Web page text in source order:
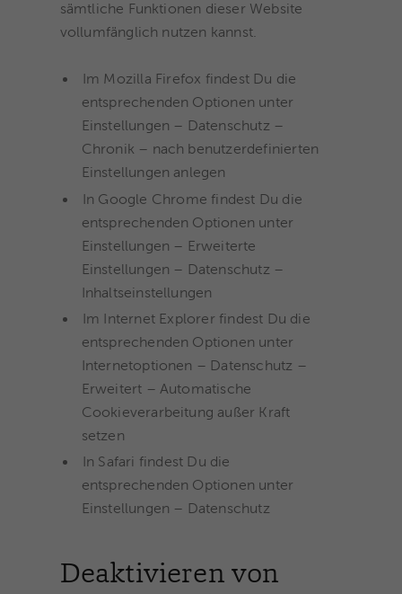
sämtliche Funktionen dieser Website
vollumfänglich nutzen kannst.
Im Mozilla Firefox findest Du die
entsprechenden Optionen unter
Einstellungen – Datenschutz –
Chronik – nach benutzerdefinierten
Einstellungen anlegen
In Google Chrome findest Du die
entsprechenden Optionen unter
Einstellungen – Erweiterte
Einstellungen – Datenschutz –
Inhaltseinstellungen
Im Internet Explorer findest Du die
entsprechenden Optionen unter
Internetoptionen – Datenschutz –
Erweitert – Automatische
Cookieverarbeitung außer Kraft
setzen
In Safari findest Du die
entsprechenden Optionen unter
Einstellungen – Datenschutz
Deaktivieren von